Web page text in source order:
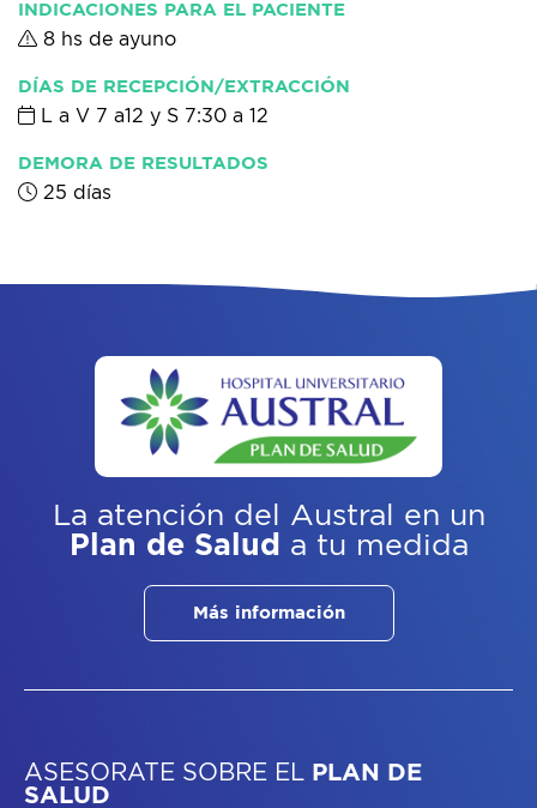
INDICACIONES PARA EL PACIENTE
8 hs de ayuno
DÍAS DE RECEPCIÓN/EXTRACCIÓN
L a V 7 a12 y S 7:30 a 12
DEMORA DE RESULTADOS
25 días
La atención del Austral
en un
Plan de Salud a tu medida
Más información